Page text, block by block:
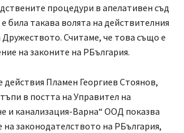
процедури в апелативен съд
била такава волята на действителния
Дружеството. Считаме, че това също е
на законите на РБългария.
действия Пламен Георгиев Стоянов,
в постта на Управител на
и канализация-Варна“ ООД показва
на законодателството на РБългария,